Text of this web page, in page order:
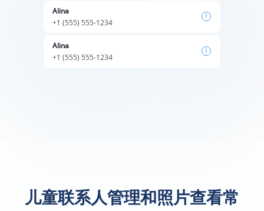
Alina
+1 (555) 555-1234
Alina
+1 (555) 555-1234
儿童联系人管理和照片查看常